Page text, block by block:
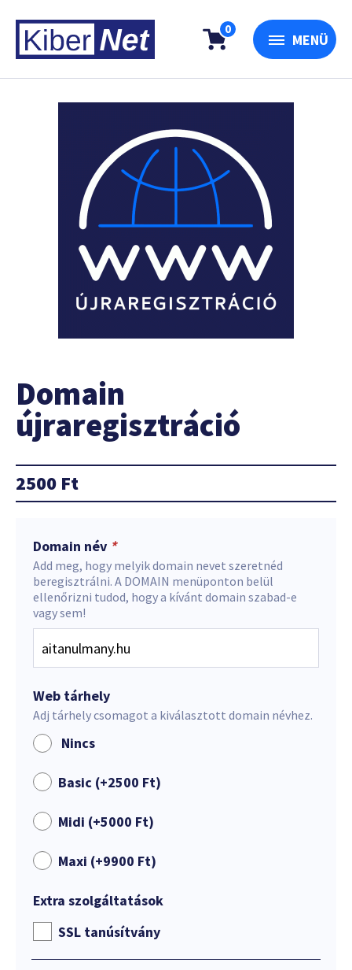
0
MENÜ
Domain
újraregisztráció
2500 Ft
Domain név *
Add meg, hogy melyik domain nevet szeretnéd
beregisztrálni. A DOMAIN menüponton belül
ellenőrizni tudod, hogy a kívánt domain szabad-e
vagy sem!
Web tárhely
Adj tárhely csomagot a kiválasztott domain névhez.
Nincs
Basic (+2500 Ft)
Midi (+5000 Ft)
Maxi (+9900 Ft)
Extra szolgáltatások
SSL tanúsítvány